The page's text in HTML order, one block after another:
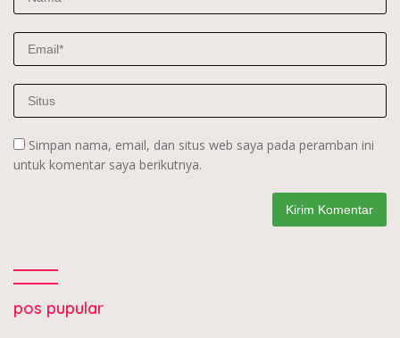
Simpan nama, email, dan situs web saya pada peramban ini
untuk komentar saya berikutnya.
pos pupular